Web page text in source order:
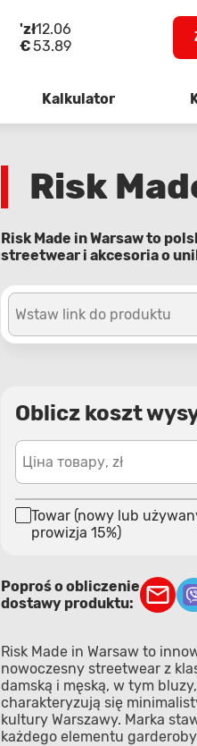
'zł12.06
€53.89
Kalkulator
Risk
Risk Made in Warsaw to
streetwear i akcesoria o
Wstaw link do produktu
Oblicz koszt
Ціна товару, zł
Towar (nowy lub
prowizja 15%)
Poproś o obliczenie
dostawy produktu:
Risk Made in Warsaw to
nowoczesny streetwear z
damską i męską, w tym
charakteryzują się
kultury Warszawy. Marka
każdego elementu